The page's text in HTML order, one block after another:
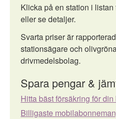
Klicka på en station i
eller se detaljer.
Svarta priser är
stationsägare och
drivmedelsbolag.
Spara pengar &
Hitta bäst försäkring för din
Billigaste